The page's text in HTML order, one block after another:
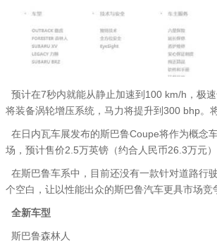
预计在7秒内就能从静止加速到100 km/h，极
将装备涡轮增压系统，马力将提升到300 bhp。
在日内瓦车展发布的斯巴鲁Coupe将作为概念
场，预计售价2.5万英镑（约合人民币26.3万元
在斯巴鲁车系中，目前还没有一款针对道路行
个空白，让以性能出众的斯巴鲁汽车更具市场竞
全新车型
斯巴鲁森林人